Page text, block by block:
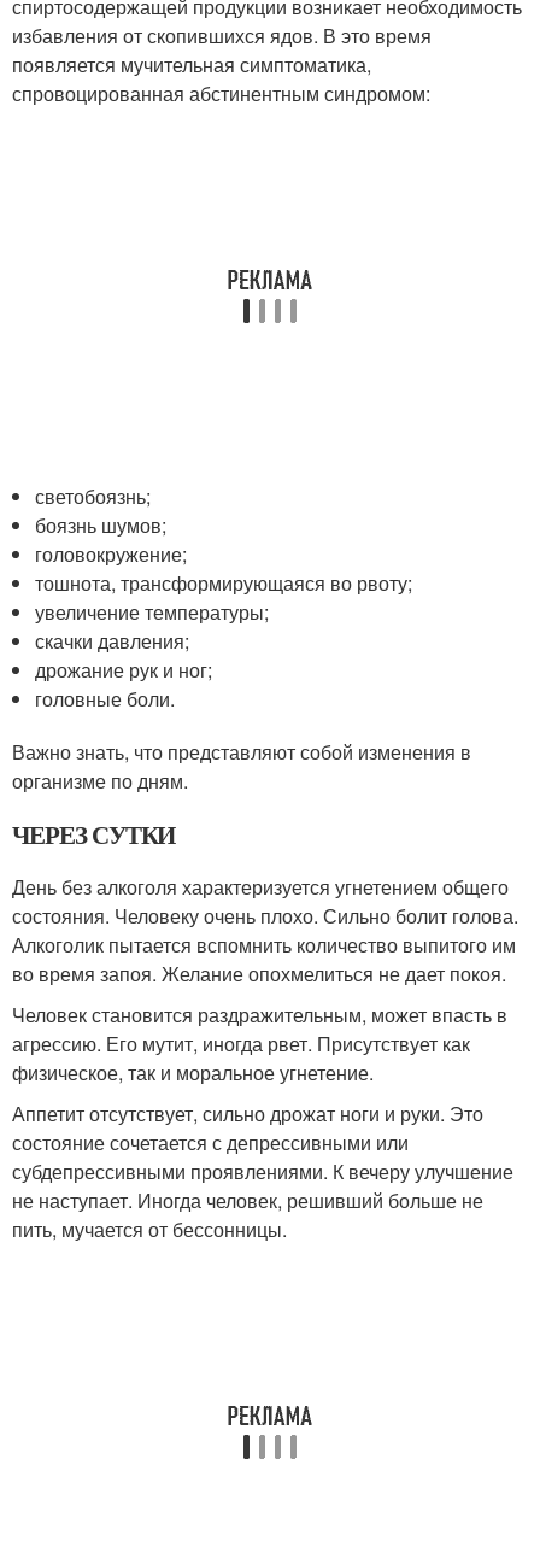
спиртосодержащей продукции возникает необходимость
избавления от скопившихся ядов. В это время
появляется мучительная симптоматика,
спровоцированная абстинентным синдромом:
светобоязнь;
боязнь шумов;
головокружение;
тошнота, трансформирующаяся во рвоту;
увеличение температуры;
скачки давления;
дрожание рук и ног;
головные боли.
Важно знать, что представляют собой изменения в
организме по дням.
ЧЕРЕЗ СУТКИ
День без алкоголя характеризуется угнетением общего
состояния. Человеку очень плохо. Сильно болит голова.
Алкоголик пытается вспомнить количество выпитого им
во время запоя. Желание опохмелиться не дает покоя.
Человек становится раздражительным, может впасть в
агрессию. Его мутит, иногда рвет. Присутствует как
физическое, так и моральное угнетение.
Аппетит отсутствует, сильно дрожат ноги и руки. Это
состояние сочетается с депрессивными или
субдепрессивными проявлениями. К вечеру улучшение
не наступает. Иногда человек, решивший больше не
пить, мучается от бессонницы.